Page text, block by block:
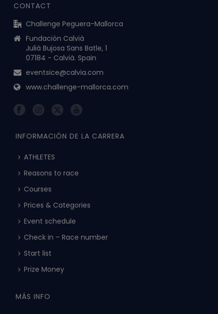
CONTACT
Challenge Peguera-Mallorca
Fundación Calvià
Julià Bujosa Sans Batle, 1
07184 - Calvià. Spain
eventsice@calvia.com
www.challenge-mallorca.com
INFORMACIÓN DE LA CARRERA
ATHLETES
Reasons to race
Courses
Prices & Categories
Event schedule
Check in – Race number
Start list
Prize Money
MÁS INFO